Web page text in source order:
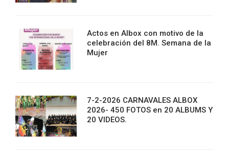
Actos en Albox con motivo de la
celebración del 8M. Semana de la
Mujer
7-2-2026 CARNAVALES ALBOX
2026- 450 FOTOS en 20 ALBUMS Y
20 VIDEOS.